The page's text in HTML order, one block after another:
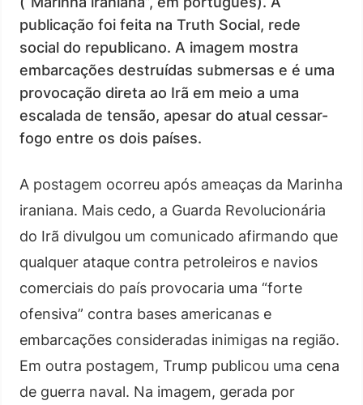
publicação foi feita na Truth Social, rede
social do republicano. A imagem mostra
embarcações destruídas submersas e é uma
provocação direta ao Irã em meio a uma
escalada de tensão, apesar do atual cessar-
fogo entre os dois países.
A postagem ocorreu após ameaças da Marinha
iraniana. Mais cedo, a Guarda Revolucionária
do Irã divulgou um comunicado afirmando que
qualquer ataque contra petroleiros e navios
comerciais do país provocaria uma “forte
ofensiva” contra bases americanas e
embarcações consideradas inimigas na região.
Em outra postagem, Trump publicou uma cena
de guerra naval. Na imagem, gerada por